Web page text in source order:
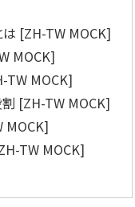
は [ZH-TW MOCK]
MOCK]
TW MOCK]
割 [ZH-TW MOCK]
MOCK]
TW MOCK]